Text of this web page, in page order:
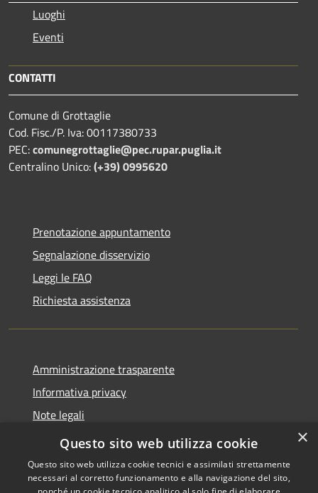
Luoghi
Eventi
CONTATTI
Comune di Grottaglie
Cod. Fisc./P. Iva: 00117380733
PEC:comunegrottaglie@pec.rupar.puglia.it
Centralino Unico:(+39) 0995620
Prenotazione appuntamento
Segnalazione disservizio
Leggi le FAQ
Richiesta assistenza
Amministrazione trasparente
Informativa privacy
Note legali
Dichiarazione di accessibilità
×
Questo sito web utilizza cookie
Questo sito web utilizza cookie tecnici e assimilati strettamente
necessari al corretto funzionamento e alla navigazione del sito,